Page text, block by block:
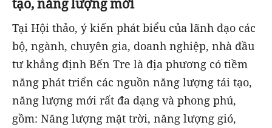
Tại Hội thảo, ý kiến phát biểu của lãnh đạo các
bộ, ngành, chuyên gia, doanh nghiệp, nhà đầu
tư khẳng định Bến Tre là địa phương có tiềm
năng phát triển các nguồn năng lượng tái tạo,
năng lượng mới rất đa dạng và phong phú,
gồm: Năng lượng mặt trời, năng lượng gió,